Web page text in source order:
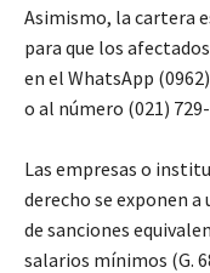
Asimismo, la cartera
para que los
en el WhatsApp
o al número (021)
Las empresas o
derecho se exponen
de sanciones
salarios mínimos (G.